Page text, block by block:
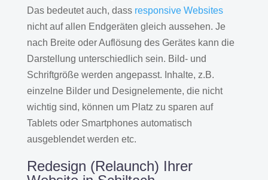
Das bedeutet auch, dass responsive Websites
nicht auf allen Endgeräten gleich aussehen. Je
nach Breite oder Auflösung des Gerätes kann die
Darstellung unterschiedlich sein. Bild- und
Schriftgröße werden angepasst. Inhalte, z.B.
einzelne Bilder und Designelemente, die nicht
wichtig sind, können um Platz zu sparen auf
Tablets oder Smartphones automatisch
ausgeblendet werden etc.
Redesign (Relaunch) Ihrer